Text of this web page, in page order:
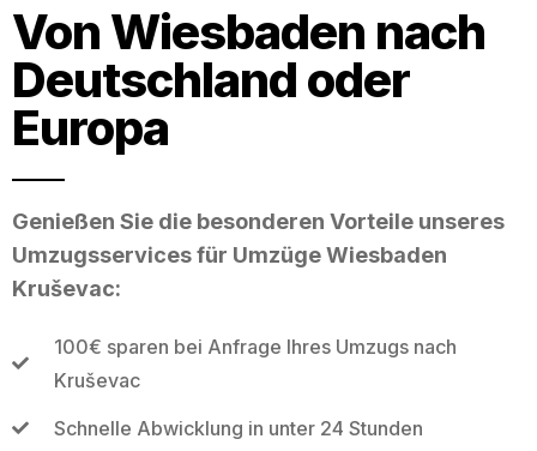
Von Wiesbaden nach
Deutschland oder
Europa
Genießen Sie die besonderen Vorteile unseres
Umzugsservices für Umzüge Wiesbaden
Kruševac:
100€ sparen bei Anfrage Ihres Umzugs nach
Kruševac
Schnelle Abwicklung in unter 24 Stunden